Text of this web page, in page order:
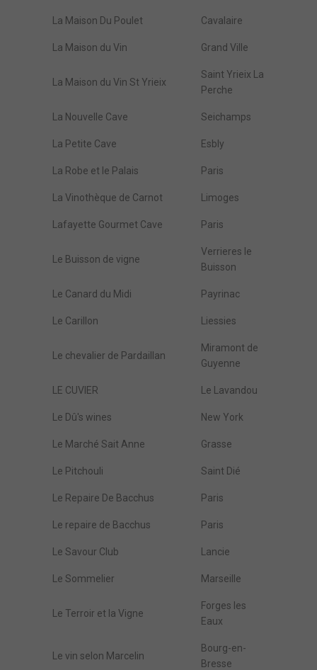
La Maison Du Poulet Cavalaire
La Maison du Vin Grand Ville
La Maison du Vin St Yrieix
Saint Yrieix La
Perche
La Nouvelle Cave Seichamps
La Petite Cave Esbly
La Robe et le Palais Paris
La Vinothèque de Carnot Limoges
Lafayette Gourmet Cave Paris
Le Buisson de vigne
Verrieres le
Buisson
Le Canard du Midi Payrinac
Le Carillon Liessies
Le chevalier de Pardaillan
Miramont de
Guyenne
LE CUVIER Le Lavandou
Le Dû's wines New York
Le Marché Sait Anne Grasse
Le Pitchouli Saint Dié
Le Repaire De Bacchus Paris
Le repaire de Bacchus Paris
Le Savour Club Lancie
Le Sommelier Marseille
Le Terroir et la Vigne
Forges les
Eaux
Le vin selon Marcelin
Bourg-en-
Bresse